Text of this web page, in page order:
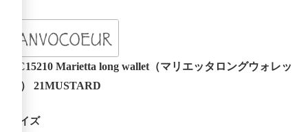
AC15210 Marietta long wallet（マリエッタロングウォレッ
ト） 21MUSTARD
サイズ